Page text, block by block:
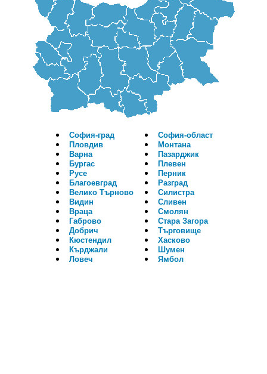
София-град
Пловдив
Варна
Бургас
Русе
Благоевград
Велико Търново
Видин
Враца
Габрово
Добрич
Кюстендил
Кърджали
Ловеч
София-област
Монтана
Пазарджик
Плевен
Перник
Разград
Силистра
Сливен
Смолян
Стара Загора
Търговище
Хасково
Шумен
Ямбол